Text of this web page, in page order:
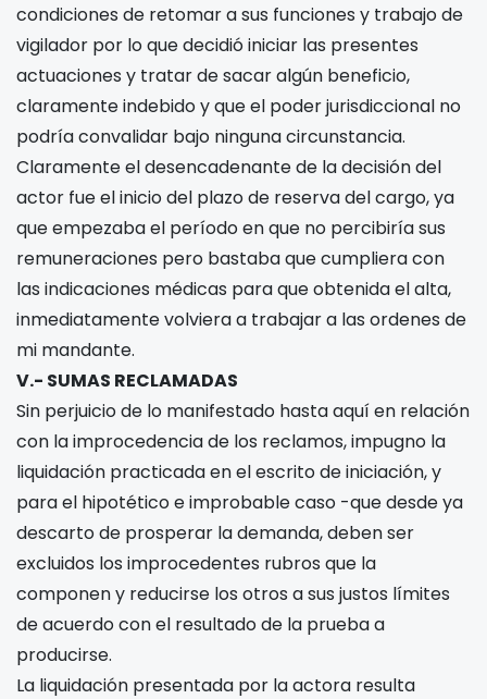
condiciones de retomar a sus funciones y trabajo de
vigilador por lo que decidió iniciar las presentes
actuaciones y tratar de sacar algún beneficio,
claramente indebido y que el poder jurisdiccional no
podría convalidar bajo ninguna circunstancia.
Claramente el desencadenante de la decisión del
actor fue el inicio del plazo de reserva del cargo, ya
que empezaba el período en que no percibiría sus
remuneraciones pero bastaba que cumpliera con
las indicaciones médicas para que obtenida el alta,
inmediatamente volviera a trabajar a las ordenes de
mi mandante.
V.- SUMAS RECLAMADAS
Sin perjuicio de lo manifestado hasta aquí en relación
con la improcedencia de los reclamos, impugno la
liquidación practicada en el escrito de iniciación, y
para el hipotético e improbable caso -que desde ya
descarto de prosperar la demanda, deben ser
excluidos los improcedentes rubros que la
componen y reducirse los otros a sus justos límites
de acuerdo con el resultado de la prueba a
producirse.
La liquidación presentada por la actora resulta